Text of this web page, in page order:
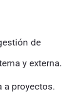
de
y externa.
a proyectos.